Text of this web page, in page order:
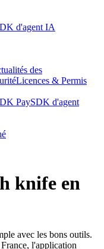
d'agent IA
des
Licences & Permis
PaySDK d'agent
knife en
avec les bons outils.
l'application